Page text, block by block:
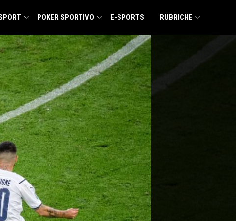
POKER SPORTIVO E-SPORTS RUBRICHE